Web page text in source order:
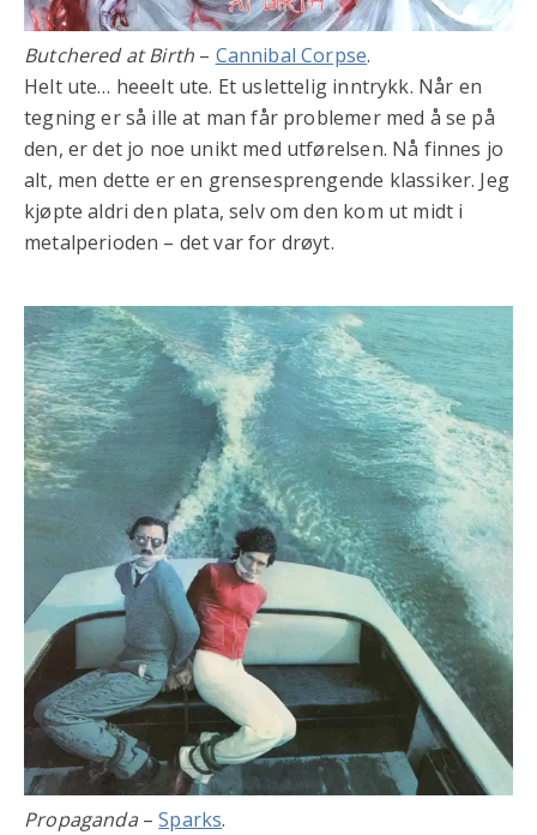
Butchered at Birth – Cannibal Corpse.
Helt ute… heeelt ute. Et uslettelig inntrykk. Når en
tegning er så ille at man får problemer med å se på
den, er det jo noe unikt med utførelsen. Nå finnes jo
alt, men dette er en grensesprengende klassiker. Jeg
kjøpte aldri den plata, selv om den kom ut midt i
metalperioden – det var for drøyt.
Propaganda–Sparks.